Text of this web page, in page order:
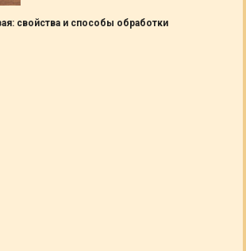
свойства и способы обработки